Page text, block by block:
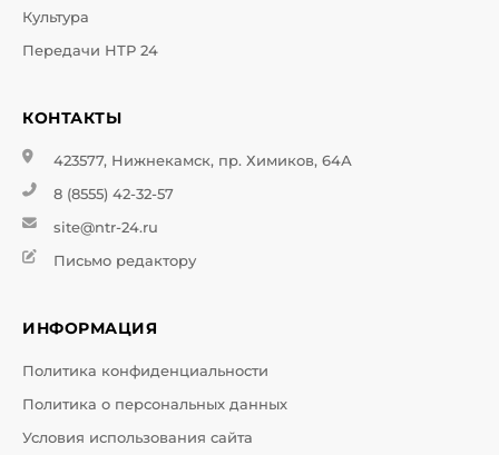
Культура
Передачи НТР 24
КОНТАКТЫ
423577, Нижнекамск, пр. Химиков, 64А
8 (8555) 42-32-57
site@ntr-24.ru
Письмо редактору
ИНФОРМАЦИЯ
Политика конфиденциальности
Политика о персональных данных
Условия использования сайта